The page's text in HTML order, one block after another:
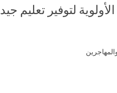
لتوفير تعليم